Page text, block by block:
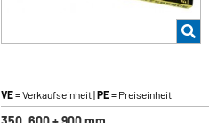
VE= Verkaufseinheit |PE= Preiseinheit